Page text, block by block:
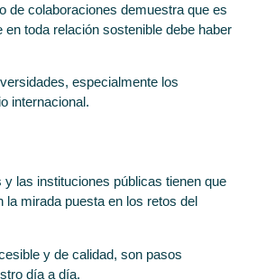
de colaboraciones demuestra que es
toda relación sostenible debe haber
especialmente los
internacional.
las instituciones públicas tienen que
mirada puesta en los retos del
y de calidad, son pasos
día a día.